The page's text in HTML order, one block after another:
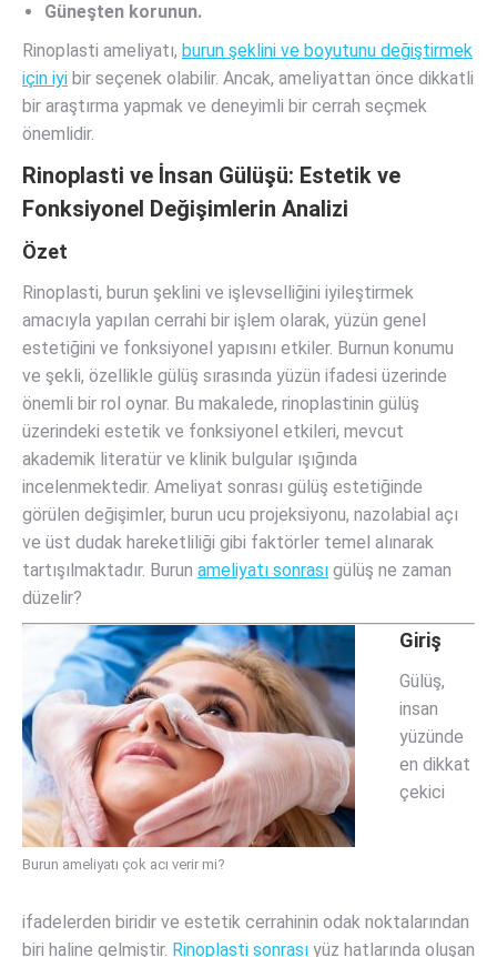
Güneşten korunun.
Rinoplasti ameliyatı, burun şeklini ve boyutunu değiştirmek
için iyi bir seçenek olabilir. Ancak, ameliyattan önce dikkatli
bir araştırma yapmak ve deneyimli bir cerrah seçmek
önemlidir.
Rinoplasti ve İnsan Gülüşü: Estetik ve
Fonksiyonel Değişimlerin Analizi
Özet
Rinoplasti, burun şeklini ve işlevselliğini iyileştirmek
amacıyla yapılan cerrahi bir işlem olarak, yüzün genel
estetiğini ve fonksiyonel yapısını etkiler. Burnun konumu
ve şekli, özellikle gülüş sırasında yüzün ifadesi üzerinde
önemli bir rol oynar. Bu makalede, rinoplastinin gülüş
üzerindeki estetik ve fonksiyonel etkileri, mevcut
akademik literatür ve klinik bulgular ışığında
incelenmektedir. Ameliyat sonrası gülüş estetiğinde
görülen değişimler, burun ucu projeksiyonu, nazolabial açı
ve üst dudak hareketliliği gibi faktörler temel alınarak
tartışılmaktadır. Burun ameliyatı sonrası gülüş ne zaman
düzelir?
Burun ameliyatı çok acı verir mi?
Giriş
Gülüş,
insan
yüzünde
en dikkat
çekici
ifadelerden biridir ve estetik cerrahinin odak noktalarından
biri haline gelmiştir. Rinoplasti sonrası yüz hatlarında oluşan